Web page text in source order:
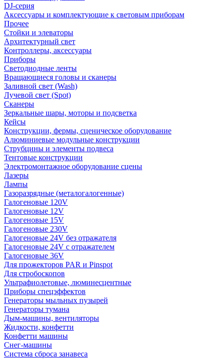
DJ-серия
Аксессуары и комплектующие к световым приборам
Прочее
Стойки и элеваторы
Архитектурный свет
Контроллеры, аксессуары
Приборы
Светодиодные ленты
Вращающиеся головы и сканеры
Заливной свет (Wash)
Лучевой свет (Spot)
Сканеры
Зеркальные шары, моторы и подсветка
Кейсы
Конструкции, фермы, сценическое оборудование
Алюминиевые модульные конструкции
Струбцины и элементы подвеса
Тентовые конструкции
Электромонтажное оборудование сцены
Лазеры
Лампы
Газоразрядные (металогалогенные)
Галогеновые 120V
Галогеновые 12V
Галогеновые 15V
Галогеновые 230V
Галогеновые 24V без отражателя
Галогеновые 24V с отражателем
Галогеновые 36V
Для прожекторов PAR и Pinspot
Для стробоскопов
Ультрафиолетовые, люминесцентные
Приборы спецэффектов
Генераторы мыльных пузырей
Генераторы тумана
Дым-машины, вентиляторы
Жидкости, конфетти
Конфетти машины
Снег-машины
Система сброса занавеса